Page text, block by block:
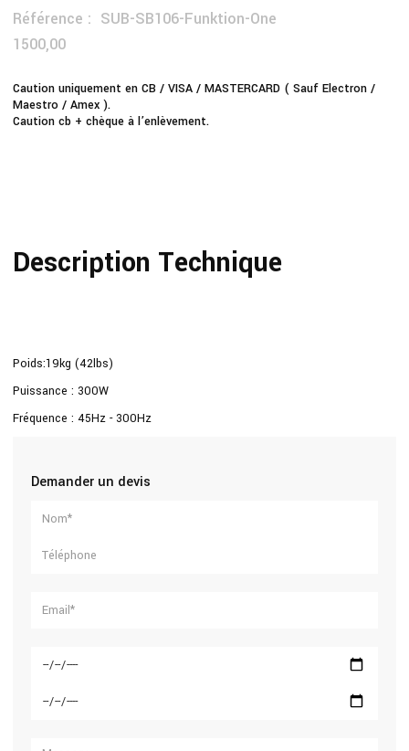
Référence : SUB-SB106-Funktion-One
1500,00
Caution uniquement en CB / VISA / MASTERCARD ( Sauf Electron /
Maestro / Amex ).
Caution cb + chèque à l’enlèvement.
Description Technique
Poids:19kg (42lbs)
Puissance : 300W
Fréquence : 45Hz - 300Hz
Demander un devis